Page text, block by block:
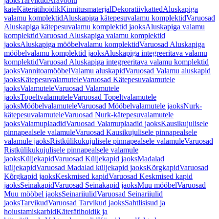
kateKäterätihoidikKinnitusmaterjalDekoratiivkattedAluskapiga
valamu komplektidAluskapiga kätepesuvalamu komplektidVaruosad
Aluskapiga kätepesuvalamu komplektid jaoksAluskapiga valamu
komplektidVaruosad Aluskapiga valamu komplektid
jaoksAluskapiga mööbelvalamu komplektidVaruosad Aluskapiga
mööbelvalamu komplektid jaoksAluskapiga integreeritava valamu
komplektidVaruosad Aluskapiga integreeritava valamu komplektid
jaoksVannitoamööbelValamu aluskapidVaruosad Valamu aluskapid
jaoksKätepesuvalamuteleVaruosad Kätepesuvalamutele
jaoksValamuteleVaruosad Valamutele
jaoksTopeltvalamuteleVaruosad Topeltvalamutele
jaoksMööbelvalamuteleVaruosad Mööbelvalamutele jaoksNurk-
kätepesuvalamuteleVaruosad Nurk-kätepesuvalamutele
jaoksValamuplaadidVaruosad Valamuplaadid jaoksKausikujulisele
pinnapealsele valamuleVaruosad Kausikujulisele pinnapealsele
valamule jaoksRistkülikukujulisele pinnapealsele valamuleVaruosad
Ristkülikukujulisele pinnapealsele valamule
jaoksKüljekapidVaruosad Küljekapid jaoksMadalad
küljekapidVaruosad Madalad küljekapid jaoksKõrgkapidVaruosad
Kõrgkapid jaoksKeskmised kapidVaruosad Keskmised kapid
jaoksSeinakapidVaruosad Seinakapid jaoksMuu mööbelVaruosad
Muu mööbel jaoksSeinariiulidVaruosad Seinariiulid
jaoksTarvikudVaruosad Tarvikud jaoksSahtlisisud ja
hoiustamiskarbidKäterätihoidik ja